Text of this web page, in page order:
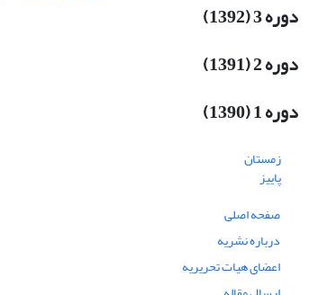
دوره 3 (1392)
دوره 2 (1391)
دوره 1 (1390)
زمستان
پاییز
صفحه اصلی
درباره نشریه
اعضای هیات تحریریه